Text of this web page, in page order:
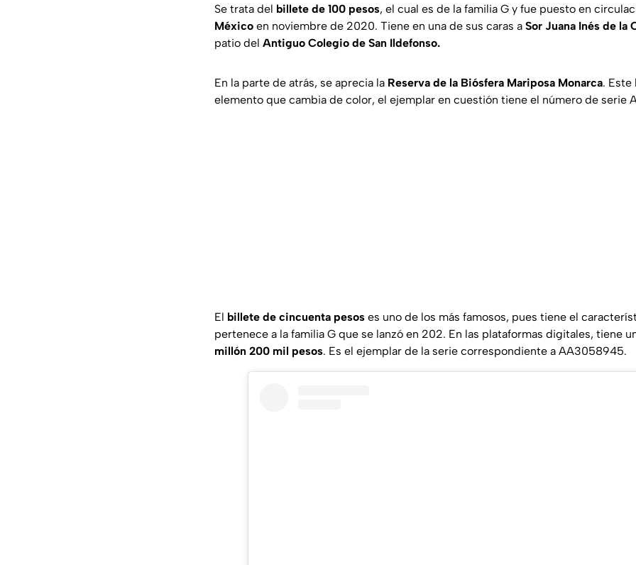
Se trata del billete de 100 pesos, el cual es de la familia G y fue puesto en
México en noviembre de 2020. Tiene en una de sus caras a Sor Juana Inés de la
patio del Antiguo Colegio de San Ildefonso.
En la parte de atrás, se aprecia la Reserva de la Biósfera Mariposa Monarca. Este
elemento que cambia de color, el ejemplar en cuestión tiene el número de serie
El billete de cincuenta pesos es uno de los más famosos, pues tiene el
pertenece a la familia G que se lanzó en 202. En las plataformas digitales, tiene
millón 200 mil pesos. Es el ejemplar de la serie correspondiente a AA3058945.